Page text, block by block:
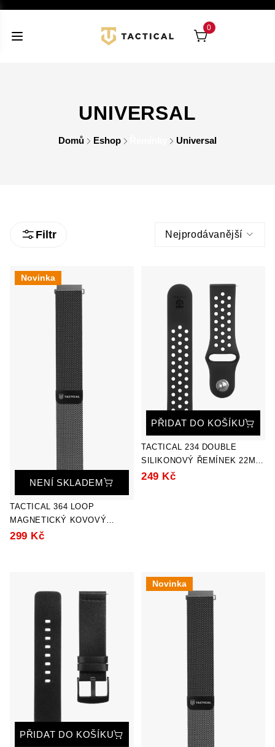
0
UNIVERSAL
Domů Eshop Universal
Filtr Nejprodávanější
Novinka
NENÍ SKLADEM
TACTICAL 364 LOOP
MAGNETICKÝ KOVOVÝ
ŘEMÍNEK 22MM BLACK
299 Kč
PŘIDAT DO KOŠÍKU
TACTICAL 234 DOUBLE
SILIKONOVÝ ŘEMÍNEK 22MM
BLACK
249 Kč
PŘIDAT DO KOŠÍKU
Novinka